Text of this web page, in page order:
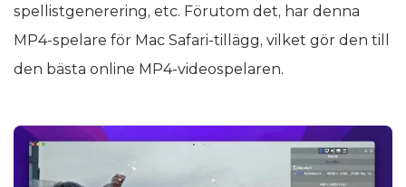
spellistgenerering, etc. Förutom det, har denna
MP4-spelare för Mac Safari-tillägg, vilket gör den till
den bästa online MP4-videospelaren.